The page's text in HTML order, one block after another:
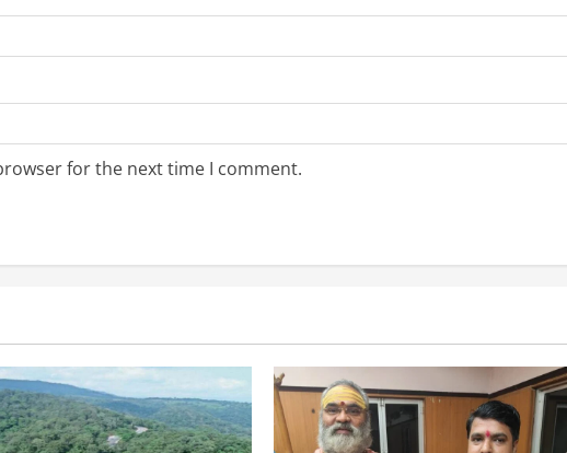
for the next time I comment.